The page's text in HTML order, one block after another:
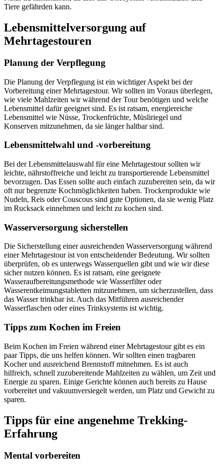
Tiere gefährden kann.
Lebensmittelversorgung auf
Mehrtagestouren
Planung der Verpflegung
Die Planung der Verpflegung ist ein wichtiger Aspekt bei der
Vorbereitung einer Mehrtagestour. Wir sollten im Voraus überlegen,
wie viele Mahlzeiten wir während der Tour benötigen und welche
Lebensmittel dafür geeignet sind. Es ist ratsam, energiereiche
Lebensmittel wie Nüsse, Trockenfrüchte, Müsliriegel und
Konserven mitzunehmen, da sie länger haltbar sind.
Lebensmittelwahl und -vorbereitung
Bei der Lebensmittelauswahl für eine Mehrtagestour sollten wir
leichte, nährstoffreiche und leicht zu transportierende Lebensmittel
bevorzugen. Das Essen sollte auch einfach zuzubereiten sein, da wir
oft nur begrenzte Kochmöglichkeiten haben. Trockenprodukte wie
Nudeln, Reis oder Couscous sind gute Optionen, da sie wenig Platz
im Rucksack einnehmen und leicht zu kochen sind.
Wasserversorgung sicherstellen
Die Sicherstellung einer ausreichenden Wasserversorgung während
einer Mehrtagestour ist von entscheidender Bedeutung. Wir sollten
überprüfen, ob es unterwegs Wasserquellen gibt und wie wir diese
sicher nutzen können. Es ist ratsam, eine geeignete
Wasseraufbereitungsmethode wie Wasserfilter oder
Wasserentkeimungstabletten mitzunehmen, um sicherzustellen, dass
das Wasser trinkbar ist. Auch das Mitführen ausreichender
Wasserflaschen oder eines Trinksystems ist wichtig.
Tipps zum Kochen im Freien
Beim Kochen im Freien während einer Mehrtagestour gibt es ein
paar Tipps, die uns helfen können. Wir sollten einen tragbaren
Kocher und ausreichend Brennstoff mitnehmen. Es ist auch
hilfreich, schnell zuzubereitende Mahlzeiten zu wählen, um Zeit und
Energie zu sparen. Einige Gerichte können auch bereits zu Hause
vorbereitet und vakuumversiegelt werden, um Platz und Gewicht zu
sparen.
Tipps für eine angenehme Trekking-
Erfahrung
Mental vorbereiten